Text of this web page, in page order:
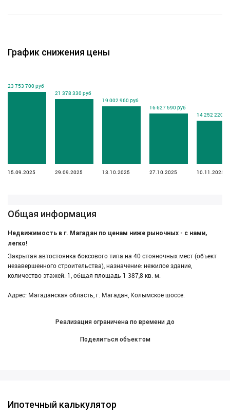
График снижения цены
23 753 700 руб
15.09.2025
21 378 330 руб
29.09.2025
19 002 960 руб
13.10.2025
16 627 590 руб
27.10.2025
14 252 220
10.11.2025
Общая информация
Недвижимость в г. Магадан по ценам ниже рыночных - с нами,
легко!
Закрытая автостоянка боксового типа на 40 стояночных мест (объект
незавершенного строительства), назначение: нежилое здание,
количество этажей: 1, общая площадь 1 387,8 кв. м.
Адрес: Магаданская область, г. Магадан, Колымское шоссе.
Реализация ограничена по времени до
Поделиться объектом
Ипотечный калькулятор